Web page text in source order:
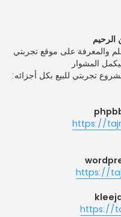
الرحيم
والمعرفة على موقع تجربتي
المشوار
تجربتي للبيع بكل أجزائه:
https://
https://
https://